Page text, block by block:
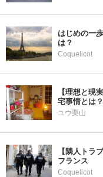
はじめの一
は？
Coquelicot
【理想と現
宅事情とは？
ユウ栗山
【隣人トラ
フランス
Coquelicot